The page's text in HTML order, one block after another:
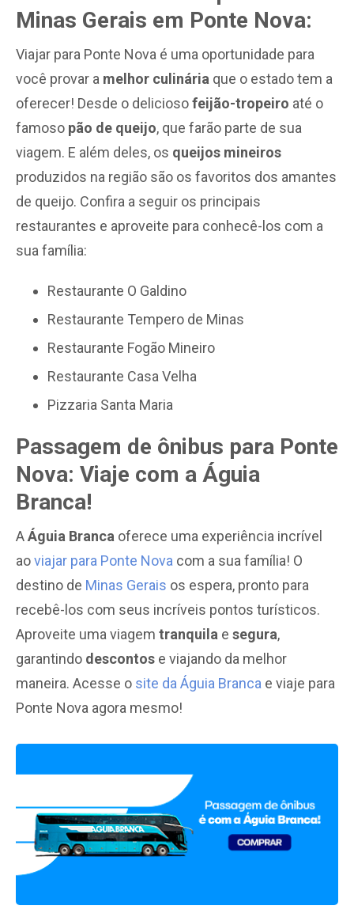
Minas Gerais em Ponte Nova:
Viajar para Ponte Nova é uma oportunidade para
você provar a melhor culinária que o estado tem a
oferecer! Desde o deliciosofeijão-tropeiro até o
famoso pão de queijo, que farão parte de sua
viagem. E além deles, os queijos mineiros
produzidos na região são os favoritos dos amantes
de queijo. Confira a seguir os principais
restaurantes e aproveite para conhecê-los com a
sua família:
Restaurante O Galdino
Restaurante Tempero de Minas
Restaurante Fogão Mineiro
Restaurante Casa Velha
Pizzaria Santa Maria
Passagem de ônibus para Ponte
Nova: Viaje com a Águia
Branca!
AÁguia Branca oferece uma experiência incrível
aoviajar para Ponte Nova com a sua família! O
destino de Minas Gerais os espera, pronto para
recebê-los com seus incríveis pontos turísticos.
Aproveite uma viagem tranquila e segura,
garantindo descontos e viajando da melhor
maneira. Acesse o site da Águia Branca e viaje para
Ponte Nova agora mesmo!